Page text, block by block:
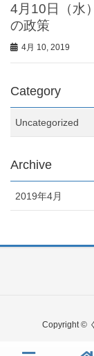
4月10日（水
の政策
4月 10, 2019
Category
Uncategorized
Archive
2019年4月
Copyright ©